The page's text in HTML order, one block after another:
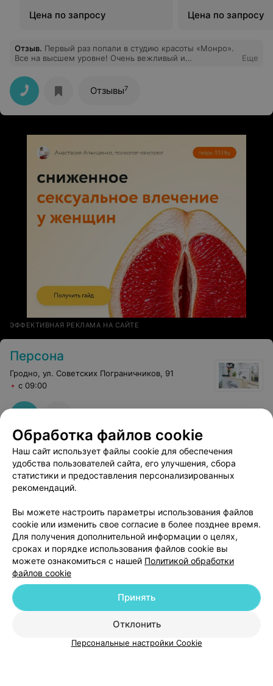
Цена по запросу Цена по запросу
Отзыв. Первый раз попали в студию красоты «Монро».
Все на высшем уровне! Очень вежливый и
открыть Вас для себя и ребенка, к Вам хочется
приходить снова и снова!
Еще
Отзывы7
ЭФФЕКТИВНАЯ РЕКЛАМА НА САЙТЕ
Персона
Гродно, ул. Советских Пограничников, 91
с 09:00
Добавить специалиста
О проекте Новости проекта
Размещение рекламы
Медицинский маркетинг
Публичный договор
Пользовательское соглашение
Способы оплаты
Обработка файлов cookie
Наш сайт использует файлы cookie для обеспечения
удобства пользователей сайта, его улучшения, сбора
статистики и предоставления персонализированных
рекомендаций.
Вы можете настроить параметры использования файлов
cookie или изменить свое согласие в более позднее время.
Для получения дополнительной информации о целях,
сроках и порядке использования файлов cookie вы
можете ознакомиться с нашей Политикой обработки
файлов cookie
Отклонить
Принять
Персональные настройки Cookie